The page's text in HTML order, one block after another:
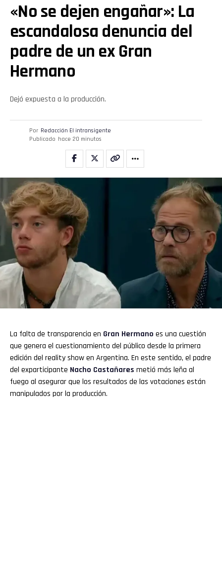
«No se dejen engañar»: La
escandalosa denuncia del
padre de un ex Gran
Hermano
Dejó expuesta a la producción.
Por Redacción El intransigente
Publicado hace 20 minutos
La falta de transparencia en Gran Hermano es una cuestión
que genera el cuestionamiento del público desde la primera
edición del reality show en Argentina. En este sentido, el padre
del exparticipante Nacho Castañares metió más leña al
fuego al asegurar que los resultados de las votaciones están
manipulados por la producción.